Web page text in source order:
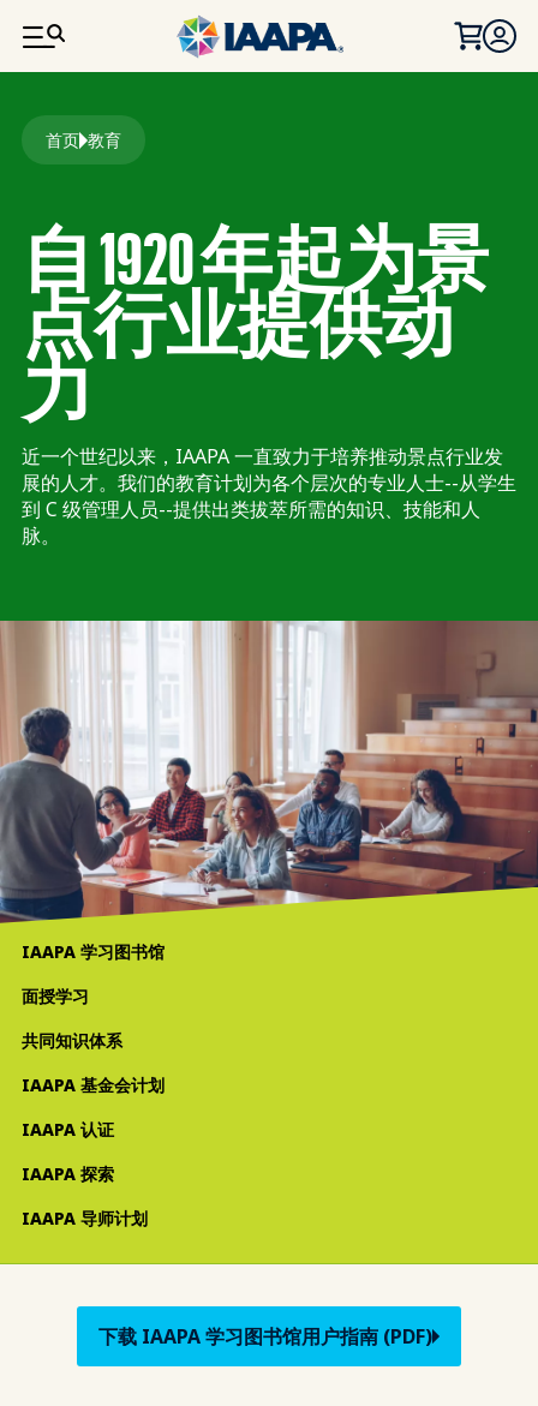
跳转到主要内容
面包屑
首页 教育
自 1920 年起为景
点行业提供动
力
近一个世纪以来，IAAPA 一直致力于培养推动景点行业发
展的人才。我们的教育计划为各个层次的专业人士--从学生
到 C 级管理人员--提供出类拔萃所需的知识、技能和人
脉。
IAAPA 学习图书馆
面授学习
共同知识体系
IAAPA 基金会计划
IAAPA 认证
IAAPA 探索
IAAPA 导师计划
下载 IAAPA 学习图书馆用户指南 (PDF)